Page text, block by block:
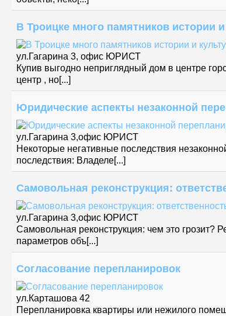
В Троицке много памятников истории
ул.Гагарина 3, офис ЮРИСТ
Купив выгодно неприглядный дом в центре
центр , но[...]
Юридические аспекты незаконной
ул.Гагарина 3,офис ЮРИСТ
Некоторые негативные последствия
последствия: Владеле[...]
Самовольная реконструкция:
ул.Гагарина 3,офис ЮРИСТ
Самовольная реконструкция: чем это грозит?
параметров объ[...]
Согласование перепланировок
ул.Карташова 42
Перепланировка квартиры или нежилого